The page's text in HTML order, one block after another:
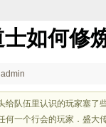
如何修
给队伍里认识的玩家塞了
何一个行会的玩家．盛大